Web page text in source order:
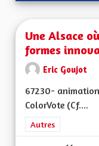
Une Alsace
formes
Eric Goujot
67230-
ColorVote (Cf....
Filtrer les
Autres